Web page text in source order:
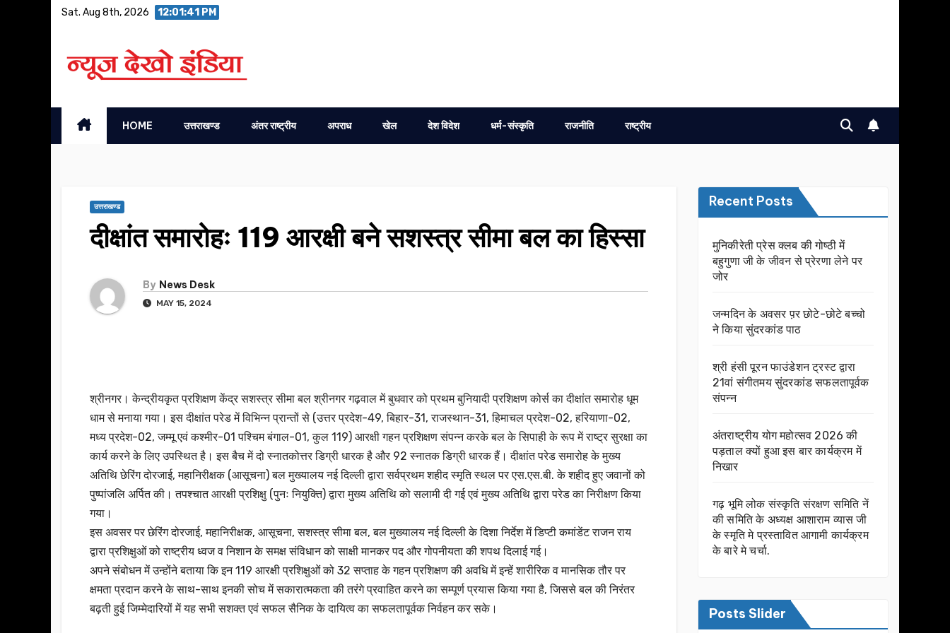
Sat. Aug 8th, 2026 12:01:42 PM
HOME उत्तराखण्ड अंतर राष्ट्रीय अपराध खेल देश विदेश धर्म-संस्कृति राजनीति राष्ट्रीय
उत्तराखण्ड
दीक्षांत समारोहः 119 आरक्षी बने सशस्त्र सीमा बल का हिस्सा
By News Desk
MAY 15, 2024
श्रीनगर। केन्द्रीयकृत प्रशिक्षण केंद्र सशस्त्र सीमा बल श्रीनगर गढ़वाल में बुधवार को प्रथम बुनियादी प्रशिक्षण कोर्स का दीक्षांत समारोह धूम
धाम से मनाया गया। इस दीक्षांत परेड में विभिन्न प्रान्तों से (उत्तर प्रदेश-49, बिहार-31, राजस्थान-31, हिमाचल प्रदेश-02, हरियाणा-02,
मध्य प्रदेश-02, जम्मू एवं कश्मीर-01 पश्चिम बंगाल-01, कुल 119) आरक्षी गहन प्रशिक्षण संपन्न करके बल के सिपाही के रूप में राष्ट्र सुरक्षा का
कार्य करने के लिए उपस्थित है। इस बैच में दो स्नातकोत्तर डिग्री धारक है और 92 स्नातक डिग्री धारक हैं। दीक्षांत परेड समारोह के मुख्य
अतिथि छेरिंग दोरजाई, महानिरीक्षक (आसूचना) बल मुख्यालय नई दिल्ली द्वारा सर्वप्रथम शहीद स्मृति स्थल पर एस.एस.बी. के शहीद हुए जवानों को
पुष्पांजलि अर्पित की। तपश्चात आरक्षी प्रशिक्षु (पुनः नियुक्ति) द्वारा मुख्य अतिथि को सलामी दी गई एवं मुख्य अतिथि द्वारा परेड का निरीक्षण किया
गया।
इस अवसर पर छेरिंग दोरजाई, महानिरीक्षक, आसूचना, सशस्त्र सीमा बल, बल मुख्यालय नई दिल्ली के दिशा निर्देश में डिप्टी कमांडेंट राजन राय
द्वारा प्रशिक्षुओं को राष्ट्रीय ध्वज व निशान के समक्ष संविधान को साक्षी मानकर पद और गोपनीयता की शपथ दिलाई गई।
अपने संबोधन में उन्होंने बताया कि इन 119 आरक्षी प्रशिक्षुओं को 32 सप्ताह के गहन प्रशिक्षण की अवधि में इन्हें शारीरिक व मानसिक तौर पर
क्षमता प्रदान करने के साथ-साथ इनकी सोच में सकारात्मकता की तरंगे प्रवाहित करने का सम्पूर्ण प्रयास किया गया है, जिससे बल की निरंतर
बढ़ती हुई जिम्मेदारियों में यह सभी सशक्त एवं सफल सैनिक के दायित्व का सफलतापूर्वक निर्वहन कर सके।
Recent Posts
मुनिकीरेती प्रेस क्लब की गोष्ठी में
बहुगुणा जी के जीवन से प्रेरणा लेने पर
जोर
जन्मदिन के अवसर प़र छोटे-छोटे बच्चो
ने किया सुंदरकांड पाठ
श्री हंसी पूरन फाउंडेशन ट्रस्ट द्वारा
21वां संगीतमय सुंदरकांड सफलतापूर्वक
संपन्न
अंतराष्ट्रीय योग महोत्सव 2026 की
पड़ताल क्यों हुआ इस बार कार्यक्रम में
निखार
गढ़ भूमि लोक संस्कृति संरक्षण समिति नें
की समिति के अध्यक्ष आशाराम व्यास जी
के स्मृति मे प्रस्तावित आगामी कार्यक्रम
के बारे मे चर्चा.
Posts Slider